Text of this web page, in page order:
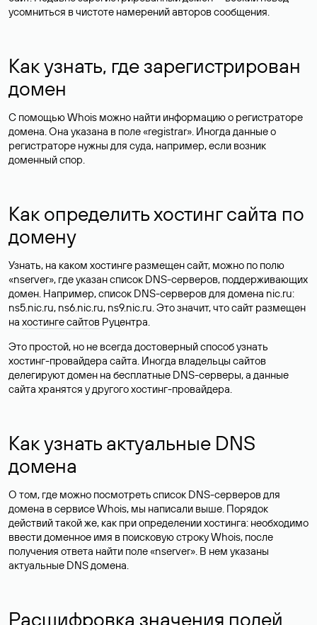
усомниться в чистоте намерений авторов сообщения.
Как узнать, где зарегистрирован
домен
С помощью Whois можно найти информацию о регистраторе
домена. Она указана в поле «registrar». Иногда данные о
регистраторе нужны для суда, например, если возник
доменный спор.
Как определить хостинг сайта по
домену
Узнать, на каком хостинге размещен сайт, можно по полю
«nserver», где указан список DNS-серверов, поддерживающих
домен. Например, список DNS-серверов для домена nic.ru:
ns5.nic.ru, ns6.nic.ru, ns9.nic.ru. Это значит, что сайт размещен
на хостинге сайтов Руцентра.
Это простой, но не всегда достоверный способ узнать
хостинг-провайдера сайта. Иногда владельцы сайтов
делегируют домен на бесплатные DNS-серверы, а данные
сайта хранятся у другого хостинг-провайдера.
Как узнать актуальные DNS
домена
О том, где можно посмотреть список DNS-серверов для
домена в сервисе Whois, мы написали выше. Порядок
действий такой же, как при определении хостинга: необходимо
ввести доменное имя в поисковую строку Whois, после
получения ответа найти поле «nserver». В нем указаны
актуальные DNS домена.
Расшифровка значения полей